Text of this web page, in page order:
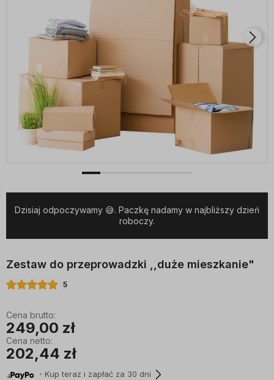
Dzisiaj odpoczywamy 😅. Paczkę nadamy w najbliższy dzień
roboczy.
Zestaw do przeprowadzki ,,duże mieszkanie"
5
Cena brutto:
249,00 zł
Cena netto:
202,44 zł
・Kup teraz i zapłać za 30 dni